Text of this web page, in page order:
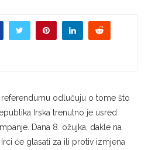
referendumu odlučuju o tome što
Irska trenutno je usred
Dana 8. ožujka, dakle na
će glasati za ili protiv izmjena